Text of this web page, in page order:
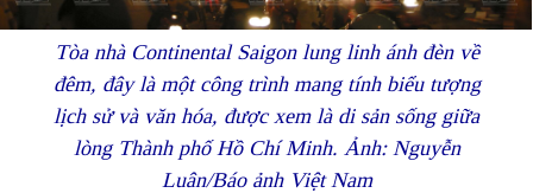
Tòa nhà Continental Saigon lung linh ánh đèn về
đêm, đây là một công trình mang tính biểu tượng
lịch sử và văn hóa, được xem là di sản sống giữa
lòng Thành phố Hồ Chí Minh. Ảnh: Nguyễn
Luân/Báo ảnh Việt Nam